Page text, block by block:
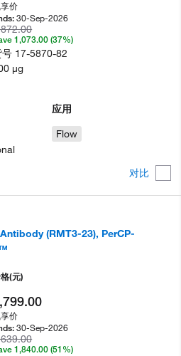
对比
应用
Flow
价
30-Sep-2026
1,073.00 (37%)
号 17-5870-82
µg
(RMT3-23), PerCP-
(元)
价
30-Sep-2026
1,840.00 (51%)